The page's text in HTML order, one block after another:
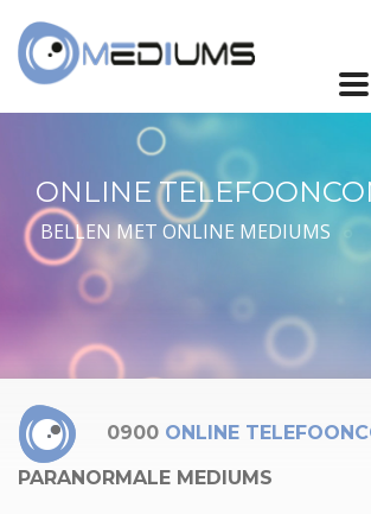
ONLINE
BELLEN MET ONLINE MEDIUMS
0900 ONLINE
PARANORMALE MEDIUMS